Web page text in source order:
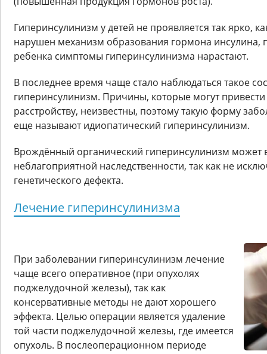
Гиперинсулинизм у детей не проявляется так ярко,
нарушен механизм образования гормона инсулина,
ребенка симптомы гиперинсулинизма нарастают.
В последнее время чаще стало наблюдаться такое
гиперинсулинизм. Причины, которые могут
расстройству, неизвестны, поэтому такую форму
еще называют идиопатический гиперинсулинизм.
Врождённый органический гиперинсулинизм может
неблагоприятной наследственности, так как не
генетического дефекта.
Лечение гиперинсулинизма
При заболевании гиперинсулинизм лечение
чаще всего оперативное (при опухолях
поджелудочной железы), так как
консервативные методы не дают хорошего
эффекта. Целью операции является удаление
той части поджелудочной железы, где имеется
опухоль. В послеоперационном периоде